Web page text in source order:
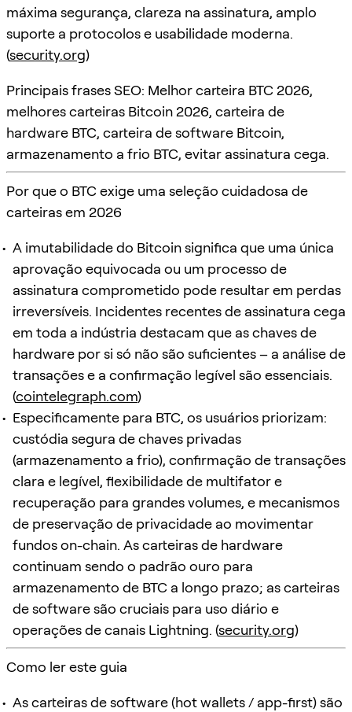
máxima segurança, clareza na assinatura, amplo
suporte a protocolos e usabilidade moderna.
(security.org)
Principais frases SEO: Melhor carteira BTC 2026,
melhores carteiras Bitcoin 2026, carteira de
hardware BTC, carteira de software Bitcoin,
armazenamento a frio BTC, evitar assinatura cega.
Por que o BTC exige uma seleção cuidadosa de
carteiras em 2026
A imutabilidade do Bitcoin significa que uma única
aprovação equivocada ou um processo de
assinatura comprometido pode resultar em perdas
irreversíveis. Incidentes recentes de assinatura cega
em toda a indústria destacam que as chaves de
hardware por si só não são suficientes – a análise de
transações e a confirmação legível são essenciais.
(cointelegraph.com)
Especificamente para BTC, os usuários priorizam:
custódia segura de chaves privadas
(armazenamento a frio), confirmação de transações
clara e legível, flexibilidade de multifator e
recuperação para grandes volumes, e mecanismos
de preservação de privacidade ao movimentar
fundos on-chain. As carteiras de hardware
continuam sendo o padrão ouro para
armazenamento de BTC a longo prazo; as carteiras
de software são cruciais para uso diário e
operações de canais Lightning. (security.org)
Como ler este guia
As carteiras de software (hot wallets / app-first) são